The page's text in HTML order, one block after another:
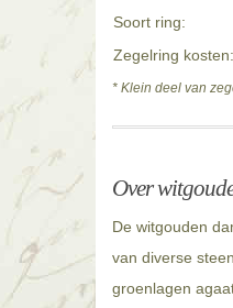
Soort ring:
Zegelring kosten:
* Klein deel van
Over
De witgouden
van diverse
groenlagen